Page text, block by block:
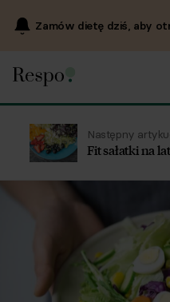
Zamów dietę dziś, aby
Następny
Fit sałatki na